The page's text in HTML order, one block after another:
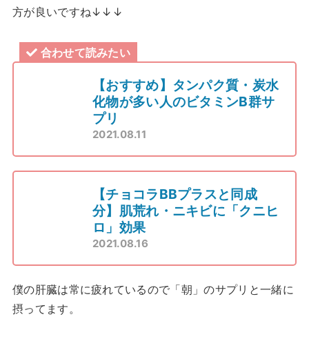
方が良いですね↓↓↓
合わせて読みたい
【おすすめ】タンパク質・炭水
化物が多い人のビタミンB群サ
プリ
2021.08.11
【チョコラBBプラスと同成
分】肌荒れ・ニキビに「クニヒ
ロ」効果
2021.08.16
僕の肝臓は常に疲れているので「朝」のサプリと一緒に
摂ってます。